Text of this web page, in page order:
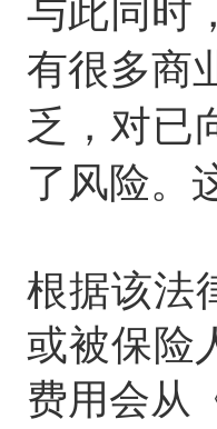
与此同时
有很多商
乏，对已
了风险。
根据该法
或被保险
费用会从